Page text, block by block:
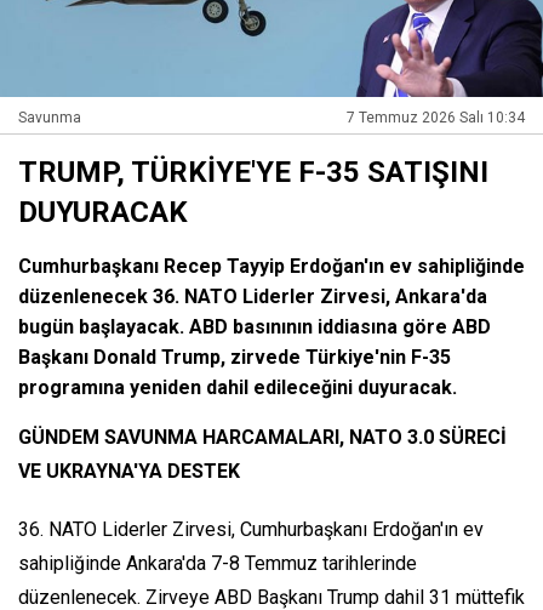
Savunma 7 Temmuz 2026 Salı 10:34
TRUMP, TÜRKİYE'YE F-35 SATIŞINI
DUYURACAK
Cumhurbaşkanı Recep Tayyip Erdoğan'ın ev sahipliğinde
düzenlenecek 36. NATO Liderler Zirvesi, Ankara'da
bugün başlayacak. ABD basınının iddiasına göre ABD
Başkanı Donald Trump, zirvede Türkiye'nin F-35
programına yeniden dahil edileceğini duyuracak.
GÜNDEM SAVUNMA HARCAMALARI, NATO 3.0 SÜRECİ
VE UKRAYNA'YA DESTEK
36. NATO Liderler Zirvesi, Cumhurbaşkanı Erdoğan'ın ev
sahipliğinde Ankara'da 7-8 Temmuz tarihlerinde
düzenlenecek. Zirveye ABD Başkanı Trump dahil 31 müttefik